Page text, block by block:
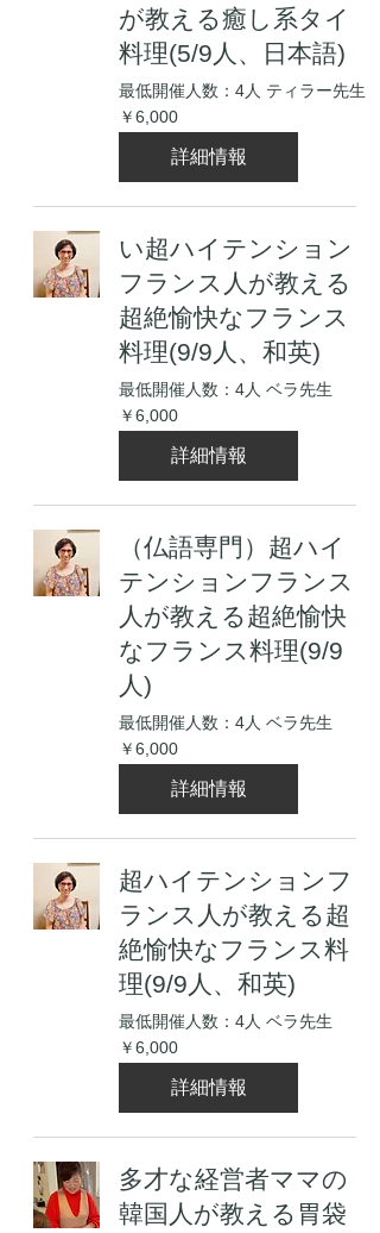
が教える癒し系タイ
料理(5/9人、日本語)
最低開催人数：4人 ティラー先生
6,000
円
￥6,000
詳細情報
い超ハイテンション
フランス人が教える
超絶愉快なフランス
料理(9/9人、和英)
最低開催人数：4人 ベラ先生
6,000
円
￥6,000
詳細情報
（仏語専門）超ハイ
テンションフランス
人が教える超絶愉快
なフランス料理(9/9
人)
最低開催人数：4人 ベラ先生
6,000
円
￥6,000
詳細情報
超ハイテンションフ
ランス人が教える超
絶愉快なフランス料
理(9/9人、和英)
最低開催人数：4人 ベラ先生
6,000
円
￥6,000
詳細情報
多才な経営者ママの
韓国人が教える胃袋